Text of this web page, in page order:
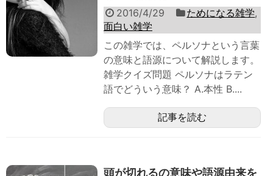
2016/4/29 ためになる雑学,
面白い雑学
この雑学では、ペルソナという言葉
の意味と語源について解説します。
雑学クイズ問題 ペルソナはラテン
語でどういう意味？ A.本性 B....
記事を読む
頭が切れるの意味や語源由来を